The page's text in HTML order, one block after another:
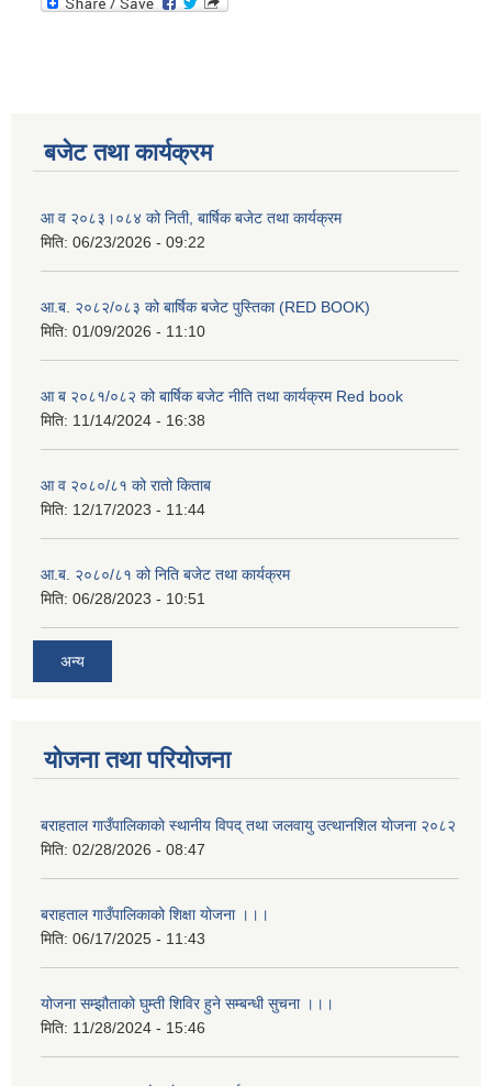
बजेट तथा कार्यक्रम
आ व २०८३।०८४ को निती, बार्षिक बजेट तथा कार्यक्रम
मिति: 06/23/2026 - 09:22
आ.ब. २०८२/०८३ को बार्षिक बजेट पुस्तिका (RED BOOK)
मिति: 01/09/2026 - 11:10
आ ब २०८१/०८२ को बार्षिक बजेट नीति तथा कार्यक्रम Red book
मिति: 11/14/2024 - 16:38
आ व २०८०/८१ को रातो किताब
मिति: 12/17/2023 - 11:44
आ.ब. २०८०/८१ को निति बजेट तथा कार्यक्रम
मिति: 06/28/2023 - 10:51
अन्य
योजना तथा परियोजना
बराहताल गाउँपालिकाकाे स्थानीय विपद् तथा जलवायु उत्थानशिल याेजना २०८२
मिति: 02/28/2026 - 08:47
बराहताल गाउँपालिकाको शिक्षा योजना ।।।
मिति: 06/17/2025 - 11:43
योजना सम्झौताको घुम्ती शिविर हुने सम्बन्धी सुचना ।।।
मिति: 11/28/2024 - 15:46